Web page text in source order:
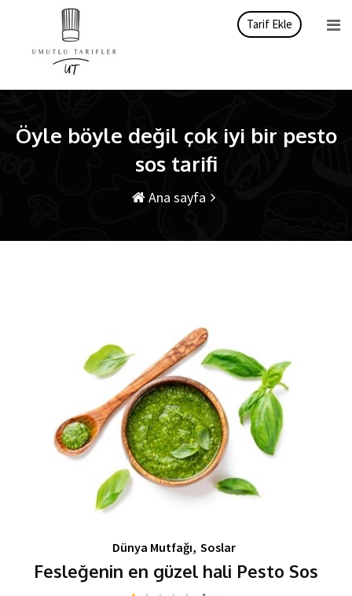
Tarif Ekle
Öyle böyle değil çok iyi bir pesto
sos tarifi
Ana sayfa
Dünya Mutfağı, Soslar
Fesleğenin en güzel hali Pesto Sos